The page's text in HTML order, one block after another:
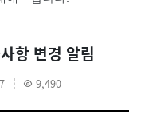
항 변경 알림
9,490